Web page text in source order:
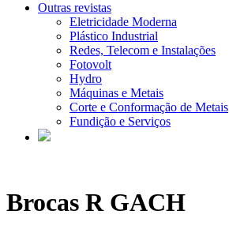
Outras revistas
Eletricidade Moderna
Plástico Industrial
Redes, Telecom e Instalações
Fotovolt
Hydro
Máquinas e Metais
Corte e Conformação de Metais
Fundição e Serviços
Brocas R GACH